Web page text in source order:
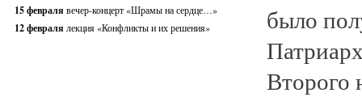
15 февраля вечер-концерт «Шрамы на сердце…»
12 февраля лекция «Конфликты и их решения»
было
Второго